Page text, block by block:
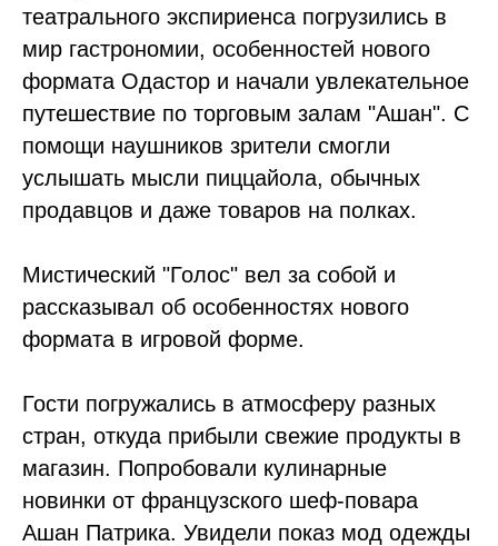
театрального экспириенса погрузились в
мир гастрономии, особенностей нового
формата Одастор и начали увлекательное
путешествие по торговым залам "Ашан". С
помощи наушников зрители смогли
услышать мысли пиццайола, обычных
продавцов и даже товаров на полках.
Мистический "Голос" вел за собой и
рассказывал об особенностях нового
формата в игровой форме.
Гости погружались в атмосферу разных
стран, откуда прибыли свежие продукты в
магазин. Попробовали кулинарные
новинки от французского шеф-повара
Ашан Патрика. Увидели показ мод одежды